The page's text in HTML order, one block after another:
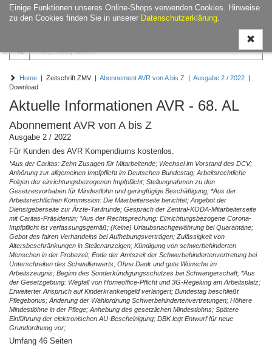
Einige Funktionen unseres Online-Shops verwenden Cookies. Hinweise
zu den Cookies finden Sie in unserer Datenschutzerklärung.
ein-/
Home | Zeitschrift ZMV | Abonnement AVR von A bis Z | Ausgabe 2 / 2022 |
Download
Aktuelle Informationen AVR - 68. AL
Abonnement AVR von A bis Z
Ausgabe 2 / 2022
Für Kunden des AVR Kompendiums kostenlos.
*Aus der Caritas: Zehn Zusagen für Mitarbeitende; Wechsel im Vorstand des DCV;
Anhörung zur allgemeinen Impfpflicht im Deutschen Bundestag; Arbeitsrechtliche
Folgen der einrichtungsbezogenen Impfpflicht; Stellungnahmen zu den
Gesetzesvorhaben für Mindestlohn und geringfügige Beschäftigung; *Aus der
Arbeitsrechtlichen Kommission: Die Mitarbeiterseite berichtet; Angebot der
Dienstgeberseite zur Ärzte-Tarifrunde; Gespräch der Zentral-KODA-Mitarbeiterseite
mit Caritas-Präsidentin; *Aus der Rechtsprechung: Einrichtungsbezogene Corona-
Impfpflicht ist verfassungsgemäß; (Keine) Urlaubsnachgewährung bei Quarantäne;
Gebot des fairen Verhandelns bei Aufhebungsverträgen; Zulässigkeit von
Altersbeschränkungen in Stellenanzeigen; Kündigung von schwerbehinderten
Menschen in der Probezeit; Ende der Amtszeit der Schwerbehindertenvertretung bei
Unterschreiten des Schwellenwerts; Ohne Dank und gute Wünsche im
Arbeitszeugnis; Beginn des Sonderkündigungsschutzes bei Schwangerschaft; *Aus
der Gesetzgebung: Wegfall von Homeoffice-Pflicht und 3G-Regelung am Arbeitsplatz;
Erweiterter Anspruch auf Kinderkrankengeld verlängert; Bundestag beschließt
Pflegebonus; Änderung der Wahlordnung Schwerbehindertenvertretungen; Höhere
Mindestlöhne in der Pflege; Anhebung des gesetzlichen Mindestlohns; Spätere
Einführung der elektronischen AU-Bescheinigung; DBK legt Entwurf für neue
Grundordnung vor;
Umfang 46 Seiten